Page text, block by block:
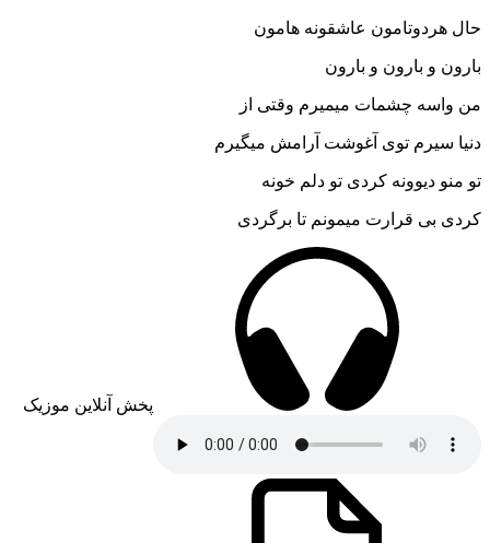
حال هردوتامون عاشقونه هامون
بارون و بارون و بارون
من واسه چشمات میمیرم وقتی از
دنیا سیرم توی آغوشت آرامش میگیرم
تو منو دیوونه کردی تو دلم خونه
کردی بی قرارت میمونم تا برگردی
پخش آنلاین موزیک